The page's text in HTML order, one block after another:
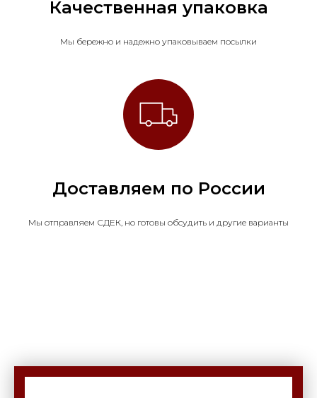
Качественная упаковка
Мы бережно и надежно упаковываем посылки
Доставляем по России
Мы отправляем СДЕК, но готовы обсудить и другие варианты